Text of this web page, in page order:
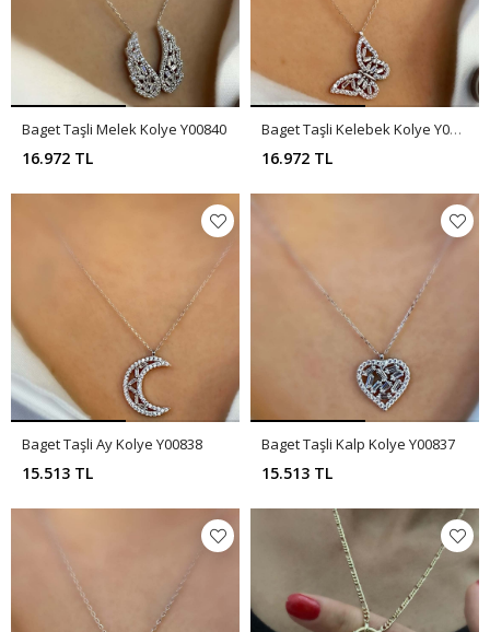
Baget Taşli Melek Kolye Y00840
16.972 TL
Baget Taşli Kelebek Kolye Y00839
16.972 TL
Baget Taşli Ay Kolye Y00838
15.513 TL
Baget Taşli Kalp Kolye Y00837
15.513 TL